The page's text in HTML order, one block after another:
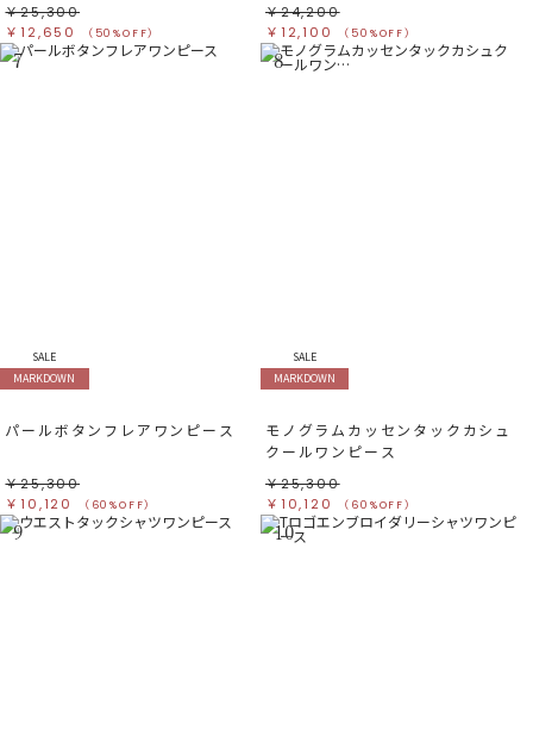
￥25,300
￥12,650
（50%OFF）
￥24,200
￥12,100
（50%OFF）
7
SALE
MARKDOWN
パールボタンフレアワンピース
￥25,300
￥10,120
（60%OFF）
8
SALE
MARKDOWN
モノグラムカッセンタックカシュ
クールワンピース
￥25,300
￥10,120
（60%OFF）
9 10